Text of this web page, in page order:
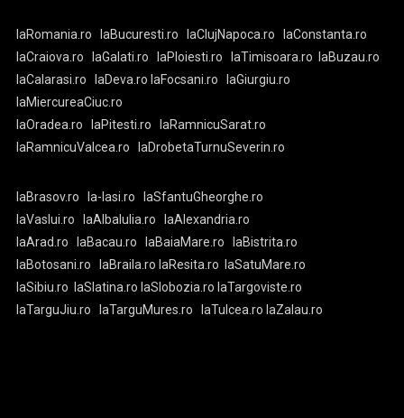
laRomania.ro laBucuresti.ro laClujNapoca.ro
laConstanta.ro
laCraiova.ro
laGalati.ro laPloiesti.ro laTimisoara.ro
laBuzau.ro
laCalarasi.ro
laDeva.ro laFocsani.ro
laGiurgiu.ro
laMiercureaCiuc.ro
laOradea.ro
laPitesti.ro
laRamnicuSarat.ro
laRamnicuValcea.ro
laDrobetaTurnuSeverin.ro
laBrasov.ro la-Iasi.ro
laSfantuGheorghe.ro
laVaslui.ro
laAlbaIulia.ro
laAlexandria.ro
laArad.ro
laBacau.ro laBaiaMare.ro
laBistrita.ro
laBotosani.ro
laBraila.ro laResita.ro
laSatuMare.ro
laSibiu.ro
laSlatina.ro laSlobozia.ro laTargoviste.ro
laTarguJiu.ro
laTarguMures.ro laTulcea.ro laZalau.ro